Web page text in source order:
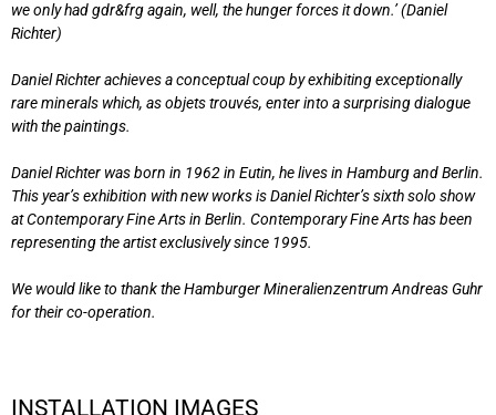
we only had gdr&frg again, well, the hunger forces it down.’ (Daniel
Richter)
Daniel Richter achieves a conceptual coup by exhibiting exceptionally
rare minerals which, as objets trouvés, enter into a surprising dialogue
with the paintings.
Daniel Richter was born in 1962 in Eutin, he lives in Hamburg and Berlin.
This year’s exhibition with new works is Daniel Richter’s sixth solo show
at Contemporary Fine Arts in Berlin. Contemporary Fine Arts has been
representing the artist exclusively since 1995.
We would like to thank the Hamburger Mineralienzentrum Andreas Guhr
for their co-operation.
INSTALLATION IMAGES